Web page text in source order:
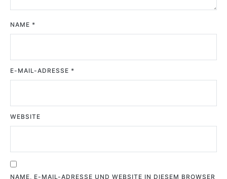
NAME *
E-MAIL-ADRESSE *
WEBSITE
NAME, E-MAIL-ADRESSE UND WEBSITE IN DIESEM BROWSER